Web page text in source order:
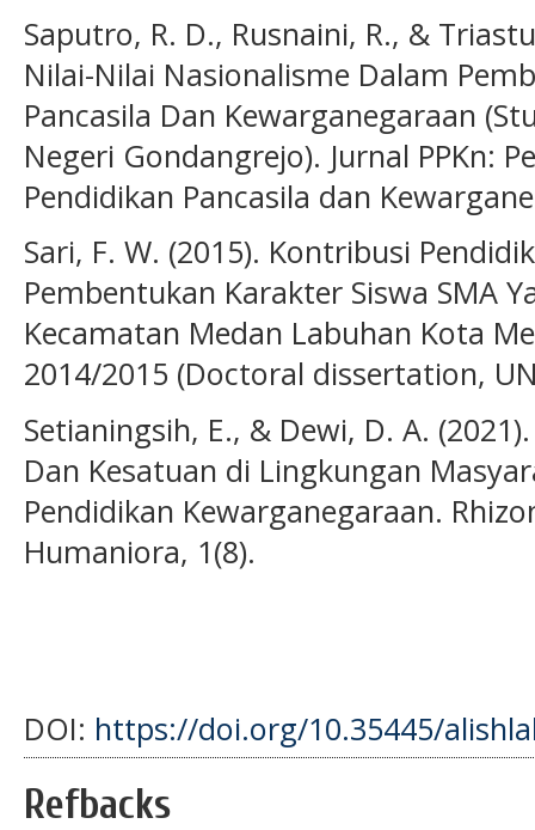
Saputro, R. D., Rusnaini, R., &
Nilai-Nilai Nasionalisme Dalam
Pancasila Dan Kewarganegaraan
Negeri Gondangrejo). Jurnal PPKn:
Pendidikan Pancasila dan
Sari, F. W. (2015). Kontribusi
Pembentukan Karakter Siswa SMA
Kecamatan Medan Labuhan Kota
2014/2015 (Doctoral dissertation,
Setianingsih, E., & Dewi, D. A.
Dan Kesatuan di Lingkungan
Pendidikan Kewarganegaraan.
Humaniora, 1(8).
DOI: https://doi.org/10.35445/
Refbacks